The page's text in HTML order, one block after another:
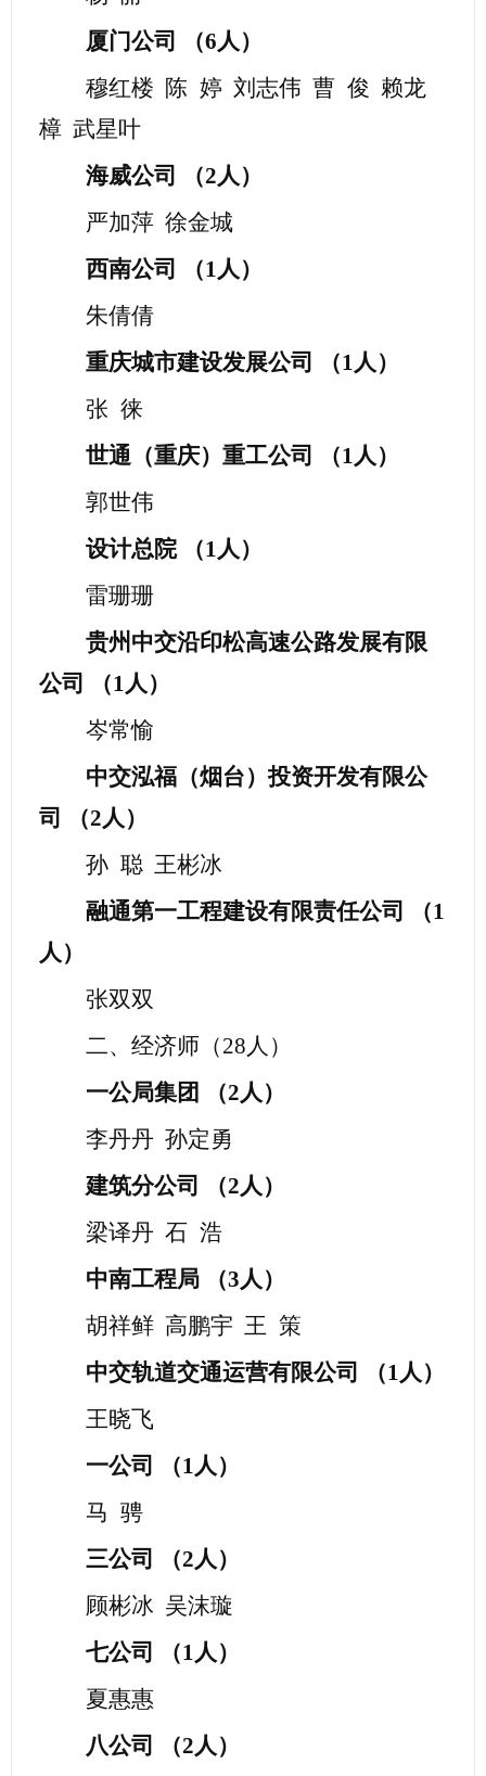
厦门公司
（6人）
穆红楼 陈 婷 刘志伟 曹 俊 赖龙
樟 武星叶
海威公司
（2人）
严加萍 徐金城
西南公司
（1人）
朱倩倩
重庆城市建设发展公司
（1人）
张 徕
世通（重庆）重工公司
（1人）
郭世伟
设计总院
（1人）
雷珊珊
贵州中交沿印松高速公路发展有限
公司
（1人）
岑常愉
中交泓福（烟台）投资开发有限公
司
（2人）
孙 聪 王彬冰
融通第一工程建设有限责任公司
（1
人）
张双双
二、经济师 （28人 ）
一公局集团
（2人）
李丹丹 孙定勇
建筑分公司
（2人）
梁译丹 石 浩
中南工程局
（3人）
胡祥鲜 高鹏宇 王 策
中交轨道交通运营有限公司
（1人）
王晓飞
一公司
（1人）
马 骋
三公司
（2人）
顾彬冰 吴沫璇
七公司 （1人）
夏惠惠
八公司
（2人）